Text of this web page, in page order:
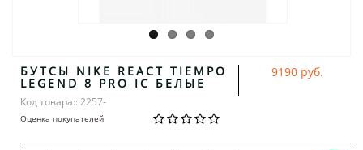
БУТСЫ NIKE REACT TIEMPO
LEGEND 8 PRO IC БЕЛЫЕ
Код товара:: 2257-
Оценка покупателей
9190 руб.